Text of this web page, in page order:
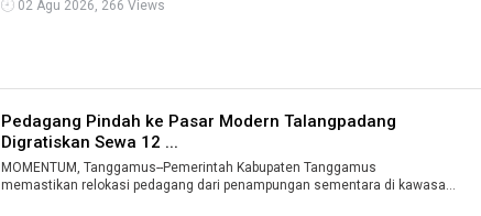
02 Agu 2026, 266 Views
Pedagang Pindah ke Pasar Modern Talangpadang
Digratiskan Sewa 12 ...
MOMENTUM, Tanggamus--Pemerintah Kabupaten Tanggamus
memastikan relokasi pedagang dari penampungan sementara di kawasan